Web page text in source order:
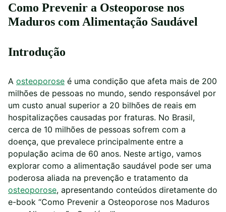
Como Prevenir a Osteoporose nos
Maduros com Alimentação Saudável
Introdução
A osteoporose é uma condição que afeta mais de 200
milhões de pessoas no mundo, sendo responsável por
um custo anual superior a 20 bilhões de reais em
hospitalizações causadas por fraturas. No Brasil,
cerca de 10 milhões de pessoas sofrem com a
doença, que prevalece principalmente entre a
população acima de 60 anos. Neste artigo, vamos
explorar como a alimentação saudável pode ser uma
poderosa aliada na prevenção e tratamento da
osteoporose, apresentando conteúdos diretamente do
e-book “Como Prevenir a Osteoporose nos Maduros